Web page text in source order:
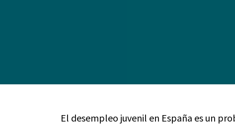
El desempleo juvenil en España es un